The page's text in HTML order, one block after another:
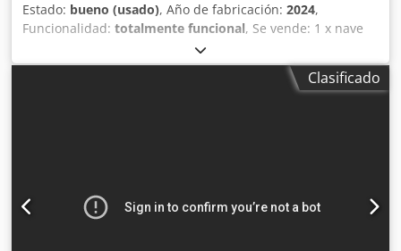
Estado: bueno (usado), Año de fabricación: 2024,
Funcionalidad: totalmente funcional, Se vende: 1 x nave
industrial tipo tienda de campaña de 120 x 18 metros,
fabricada por HallGruppen de Noruega. Precio de compra
original sin puerta lateral: 1,2 millones de euros. Altura
Dkedpfozfaqqox Acqor Se aceptan inspecciones. Consulte
el vídeo adjunto a este anuncio (muestra el toldo con
Clasificado